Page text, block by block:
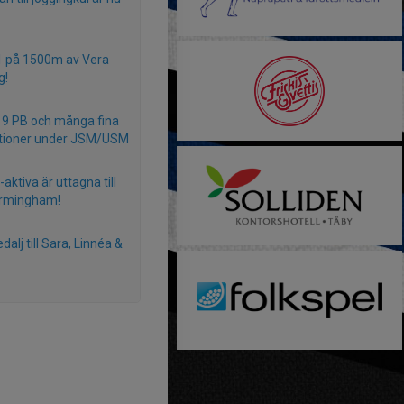
på 1500m av Vera
9 PB och många fina
under JSM/USM
aktiva är uttagna till
till Sara, Linnéa &